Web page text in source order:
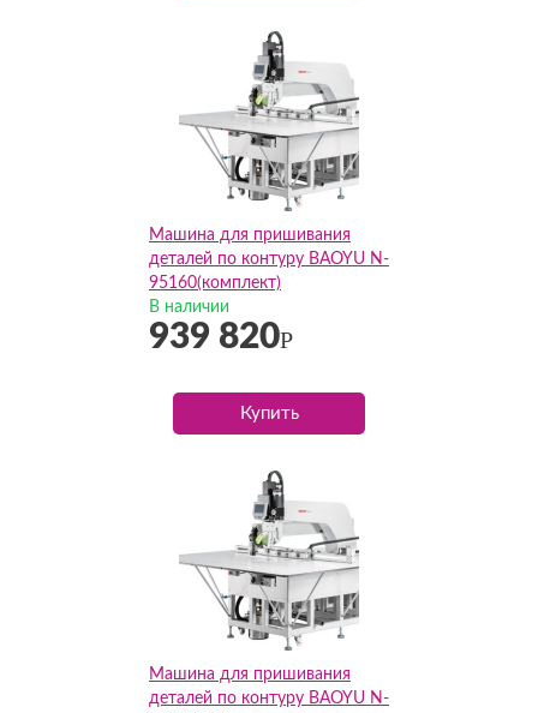
Машина для пришивания
деталей по контуру BAOYU N-
95160(комплект)
В наличии
939 820Р
Купить
Машина для пришивания
деталей по контуру BAOYU N-